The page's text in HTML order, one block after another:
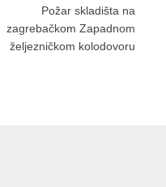
Požar skladišta na
zagrebačkom Zapadnom
željezničkom kolodovoru